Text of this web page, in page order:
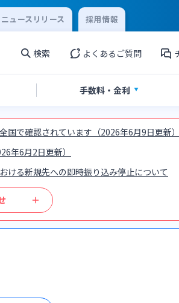
ニュースリリース 採用情報
検索 よくあるご質問
手数料・金利
替
ポ
ツくじ「宮崎銀行toto」 そ
国で確認されています（2026年6月9日更新）
年6月2日更新）
ける新規先への即時振り込み停止について